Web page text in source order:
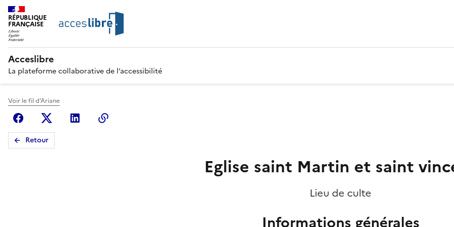
RÉPUBLIQUE
FRANÇAISE
Acceslibre
La plateforme collaborative de l’accessibilité
Voir le fil d'Ariane
FacebookX (anciennement Twitter)
Linkedin
Retour
Eglise saint Martin et saint
Lieu de culte
Informations générales